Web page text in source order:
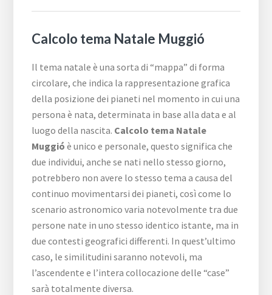
Calcolo tema Natale Muggió
Il tema natale è una sorta di “mappa” di forma
circolare, che indica la rappresentazione grafica
della posizione dei pianeti nel momento in cui una
persona è nata, determinata in base alla data e al
luogo della nascita. Calcolo tema Natale
Muggió è unico e personale, questo significa che
due individui, anche se nati nello stesso giorno,
potrebbero non avere lo stesso tema a causa del
continuo movimentarsi dei pianeti, così come lo
scenario astronomico varia notevolmente tra due
persone nate in uno stesso identico istante, ma in
due contesti geografici differenti. In quest’ultimo
caso, le similitudini saranno notevoli, ma
l’ascendente e l’intera collocazione delle “case”
sarà totalmente diversa.